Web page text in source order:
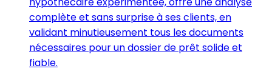
complète et sans surprise à ses clients, en
validant minutieusement tous les documents
nécessaires pour un dossier de prêt solide et
fiable.